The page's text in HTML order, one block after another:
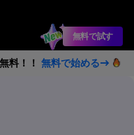
無料で試す
料！！ 無料で始める→